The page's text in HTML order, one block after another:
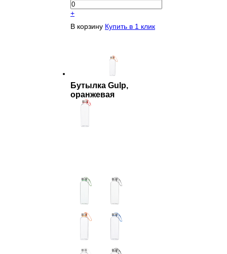
+
В корзину Купить в 1 клик
Бутылка Gulp,
оранжевая